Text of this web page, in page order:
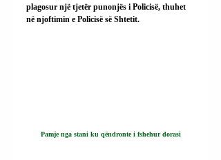
plagosur një tjetër punonjës i Policisë, thuhet
në njoftimin e Policisë së Shtetit.
Pamje nga stani ku qëndronte i fshehur dorasi